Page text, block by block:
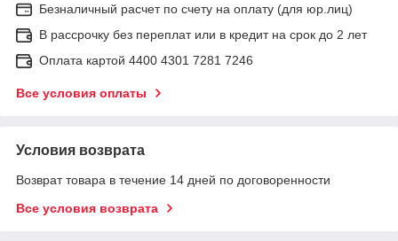
Безналичный расчет по счету на оплату (для юр.лиц)
В рассрочку без переплат или в кредит на срок до 2 лет
Оплата картой 4400 4301 7281 7246
Все условия оплаты
Условия возврата
Возврат товара в течение 14 дней по договоренности
Все условия возврата